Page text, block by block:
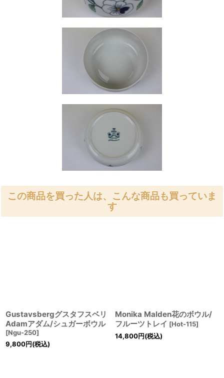
この商品を買った人は、こんな商品も買っていま
す
Gustavsbergグスタフスベリ
Adamアダム/シュガーボウル
[Ngu-250]
9,800円(税込)
Monika Malden花のボウル/
フルーツトレイ [Hot-115]
14,800円(税込)